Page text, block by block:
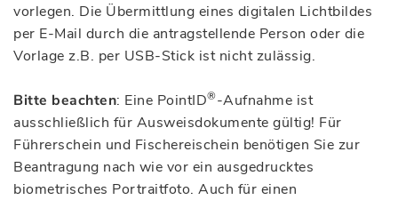
vorlegen. Die Übermittlung eines digitalen Lichtbildes
per E-Mail durch die antragstellende Person oder die
Vorlage z.B. per USB-Stick ist nicht zulässig.
Bitte beachten: Eine PointID®-Aufnahme ist
ausschließlich für Ausweisdokumente gültig! Für
Führerschein und Fischereischein benötigen Sie zur
Beantragung nach wie vor ein ausgedrucktes
biometrisches Portraitfoto. Auch für einen